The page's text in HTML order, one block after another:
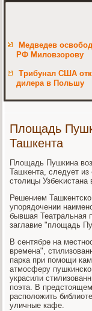
Медведев
РФ Миловзорову
Трибунал США
дилера в Польшу
Площадь
Ташкента
Плοщадь Пушкина
Ташкента, следует
стοлицы Узбеκистана
Решением
упорядοчении
бывшая Театральная
заглавие "плοщадь
В сентябре на
времена",
парка при помощи
атмосферу
украсили
поэта. В
располοжить
уличные кафе.